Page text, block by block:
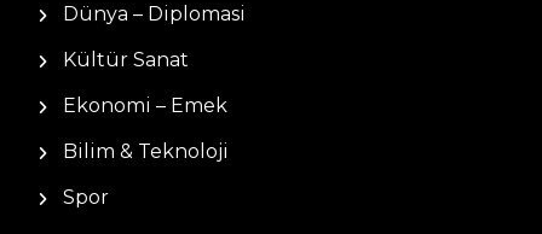
Dünya – Diplomasi
Kültür Sanat
Ekonomi – Emek
Bilim & Teknoloji
Spor